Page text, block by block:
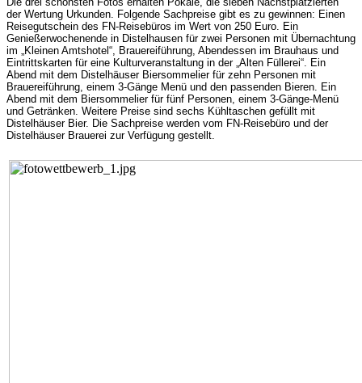
der Wertung Urkunden. Folgende Sachpreise gibt es zu gewinnen: Einen
Reisegutschein des FN-Reisebüros im Wert von 250 Euro. Ein
Genießerwochenende in Distelhausen für zwei Personen mit Übernachtung
im „Kleinen Amtshotel“, Brauereiführung, Abendessen im Brauhaus und
Eintrittskarten für eine Kulturveranstaltung in der „Alten Füllerei“. Ein
Abend mit dem Distelhäuser Biersommelier für zehn Personen mit
Brauereiführung, einem 3-Gänge Menü und den passenden Bieren. Ein
Abend mit dem Biersommelier für fünf Personen, einem 3-Gänge-Menü
und Getränken. Weitere Preise sind sechs Kühltaschen gefüllt mit
Distelhäuser Bier. Die Sachpreise werden vom FN-Reisebüro und der
Distelhäuser Brauerei zur Verfügung gestellt.